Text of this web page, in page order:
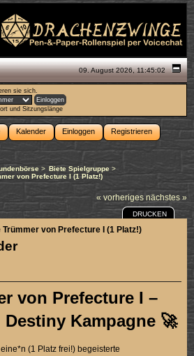
09. August 2026, 11:45:02
sie sich.
und Sitzungslänge
Kalender Einloggen Registrieren
> Biete Spielgruppe>
von Prefecture I (1 Platz!)
« vorheriges nächstes »
DRUCKEN
von Prefecture I (1 Platz!)
von Prefecture I –
Kampagne 🚀
(1 Platz frei!) begeisterte